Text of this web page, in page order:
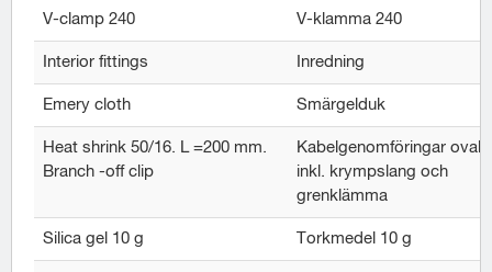
V-clamp 240 V-klamma 240
Interior fittings Inredning
Emery cloth Smärgelduk
Heat shrink 50/16. L =200 mm.
Branch -off clip
Kabelgenomföringar oval
inkl. krympslang och
grenklämma
Silica gel 10 g Torkmedel 10 g